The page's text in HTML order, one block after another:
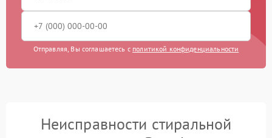
Отправляя, Вы соглашаетесь с политикой конфиденциальности
Неисправности стиральной